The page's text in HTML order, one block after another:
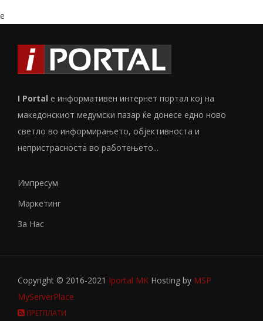
e
I Portal е информативен интернет портал кој на
македонскиот медумски пазар ќе донесе едно ново
светло во информирањето, објективноста и
непристрасноста во работењето...
Импресум
Маркетинг
За Нас
Copyright © 2016-2021 Iportal MK Hosting by MSP
MyServerPlace
ПРЕТПЛАТИ